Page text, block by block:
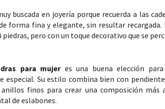
buscada en joyería porque recuerda a las
forma fina y elegante, sin resultar recargada.
pero con un toque decorativo que se
para mujeres una buena elección para
Su estilo combina bien con
finos para crear una composición más
de eslabones.